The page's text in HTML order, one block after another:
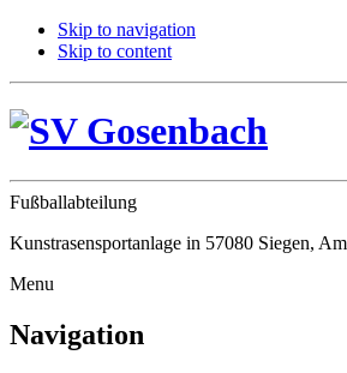
Skip to navigation
Skip to content
Fußballabteilung
Kunstrasensportanlage in 57080 Siegen,
Menu
Navigation